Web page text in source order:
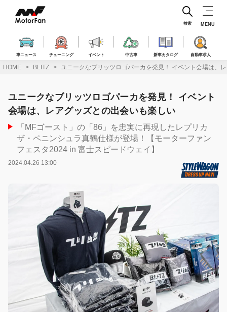
ス
車ニュース チューニング イベント 中古車 新車カタログ 自動車求人
検索 MENU
HOME BLITZ ユニークなブリッツロゴパーカを発見！ イベント会場は、
ユニークなブリッツロゴパーカを発見！ イベント
会場は、レアグッズとの出会いも楽しい
「MFゴースト」の「86」を忠実に再現したレプリカ
ザ・ペニンシュラ真鶴仕様が登場！【モーターファン
フェスタ2024 in 富士スピードウェイ】
2024.04.26 13:00